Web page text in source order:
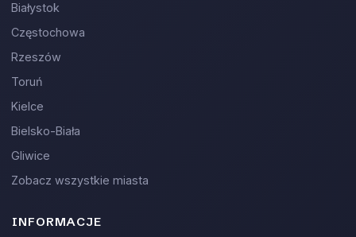
Białystok
Częstochowa
Rzeszów
Toruń
Kielce
Bielsko-Biała
Gliwice
Zobacz wszystkie miasta
INFORMACJE